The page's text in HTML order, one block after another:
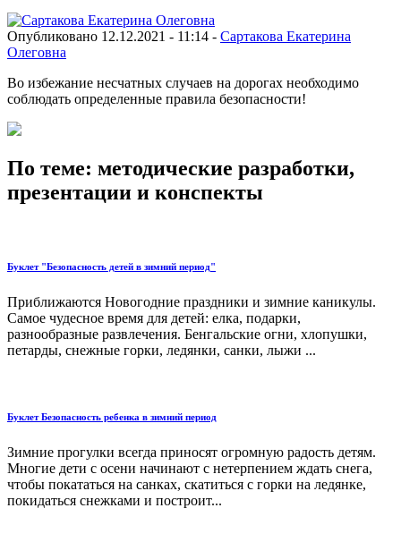
Опубликовано 12.12.2021 - 11:14 - Сартакова Екатерина
Олеговна
Во избежание несчатных случаев на дорогах необходимо
соблюдать определенные правила безопасности!
По теме: методические разработки,
презентации и конспекты
Буклет "Безопасность детей в зимний период"
Приближаются Новогодние праздники и зимние каникулы.
Самое чудесное время для детей: елка, подарки,
разнообразные развлечения. Бенгальские огни, хлопушки,
петарды, снежные горки, ледянки, санки, лыжи ...
Буклет Безопасность ребенка в зимний период
Зимние прогулки всегда приносят огромную радость детям.
Многие дети с осени начинают с нетерпением ждать снега,
чтобы покататься на санках, скатиться с горки на ледянке,
покидаться снежками и построит...